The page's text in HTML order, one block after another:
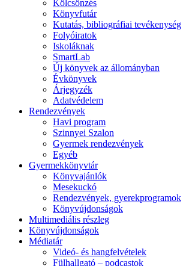
Kölcsönzés
Könyvfutár
Kutatás, bibliográfiai tevékenység
Folyóiratok
Iskoláknak
SmartLab
Új könyvek az állományban
Évkönyvek
Árjegyzék
Adatvédelem
Rendezvények
Havi program
Szinnyei Szalon
Gyermek rendezvények
Egyéb
Gyermekkönyvtár
Könyvajánlók
Mesekuckó
Rendezvények, gyerekprogramok
Könyvújdonságok
Multimediális részleg
Könyvújdonságok
Médiatár
Videó- és hangfelvételek
Fülhallgató – podcastok